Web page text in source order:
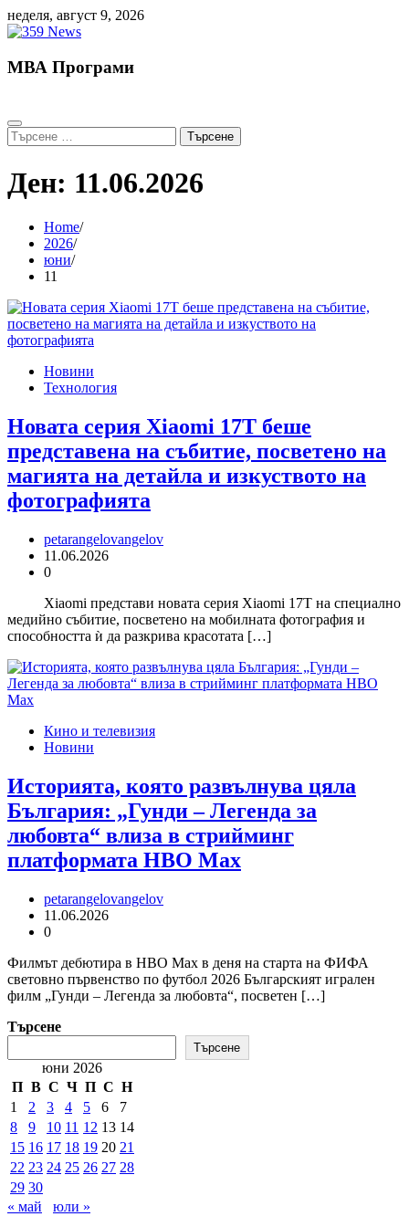
Skip
to
неделя, август 9, 2026
МВА Програми
Търсене
за:
Ден: 11.06.2026
Home
2026
юни
11
Новини
Технология
Новата серия Xiaomi 17T беше
представена на събитие, посветено на
магията на детайла и изкуството на
фотографията
petarangelovangelov
11.06.2026
0
Xiaomi представи новата серия Xiaomi 17T на специално
медийно събитие, посветено на мобилната фотография и
способността ѝ да разкрива красотата […]
Кино и телевизия
Новини
Историята, която развълнува цяла
България: „Гунди – Легенда за
любовта“ влиза в стрийминг
платформата HBO Max
petarangelovangelov
11.06.2026
0
Филмът дебютира в HBO Max в деня на старта на ФИФА
световно първенство по футбол 2026 Българският игрален
филм „Гунди – Легенда за любовта“, посветен […]
Търсене
Търсене
юни 2026
П В С Ч П С Н
1
2 3 4 5 6
7
8
9 10 11 12 13 14
15 16 17 18 19 20 21
22 23 24 25 26 27 28
29 30
« май
юли »